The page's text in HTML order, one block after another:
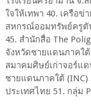
ใจให้เทพา 40. เครือข่
สหกรณ์ออมทรัพย์ครูตั
45. สำนักสื่อ The
จังหวัดชายแดนภาคใต้
สมาคมศิษย์เก่าจอร์แ
ชายแดนภาคใต้ (INC)
ประเทศไทย 51. กลุ่ม